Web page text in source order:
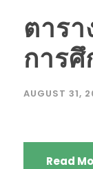
ตาร
การ
AUGUST 31,
Read